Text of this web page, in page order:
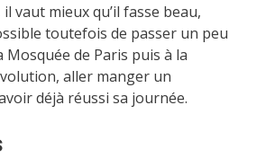
vaut mieux qu’il fasse beau,
toutefois de passer un peu
Mosquée de Paris puis à la
aller manger un
déjà réussi sa journée.